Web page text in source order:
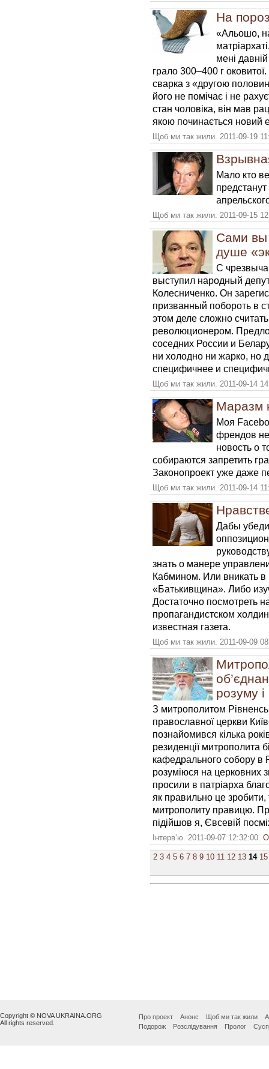
На
«Альошо,
мені
грало 300–400 г
сварка з «другою
його не помічає і не
стан чоловіка, він мав
якою починається новий
Щоб ми так жили. 2011-09-19
Мало кто
Щоб ми так жили. 2011-09-15
Сами вы
душе
С
выступил народный
Колесниченко. Он
призванный побороть в
этом деле сложно
революционером.
соседних России и
ни холодно ни жарко, но
специфичнее и
Щоб ми так жили. 2011-09-14
Маразм
Моя
френдов
новость о
собираются запретить
Законопроект уже даже
Щоб ми так жили. 2011-09-14
Дабы
знать о манере
Кабмином. Или вникать
«Батькивщина». Либо
Достаточно посмотреть
пропагандистском
известная газета.
Щоб ми так жили. 2011-09-09
розуму
З митрополитом
православної церкви
познайомився кілька
резиденції митрополита
кафедрального собору в
розуміюся на церковних
просили в патріарха
як правильно це
митрополиту правицю.
підійшов я, Євсевій
Інтерв‘ю. 2011-09-07 12:32:00.
2 3 4 5 6 7 8 9 10 11 12 13 14 15
Copyright © NOVA UKRAINA.ORG
All rights reserved.
Про проект Анонс Щоб ми так жили
Подорож
Розслідування Пролог